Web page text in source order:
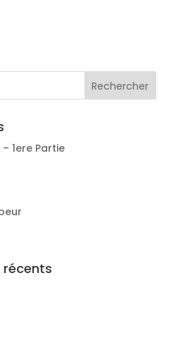
1ere Partie